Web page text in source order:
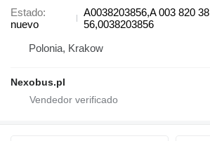
Estado
nuevo
A0038203856,A 003 820 38
56,0038203856
Polonia, Krakow
Nexobus.pl